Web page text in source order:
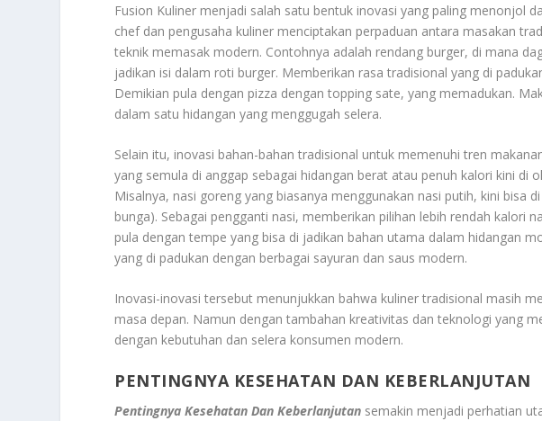
Fusion Kuliner menjadi salah satu bentuk inovasi yang paling menonjol
chef dan pengusaha kuliner menciptakan perpaduan antara masakan
teknik memasak modern. Contohnya adalah rendang burger, di mana
jadikan isi dalam roti burger. Memberikan rasa tradisional yang di
Demikian pula dengan pizza dengan topping sate, yang memadukan.
dalam satu hidangan yang menggugah selera.
Selain itu, inovasi bahan-bahan tradisional untuk memenuhi tren
yang semula di anggap sebagai hidangan berat atau penuh kalori kini di
Misalnya, nasi goreng yang biasanya menggunakan nasi putih, kini bisa
bunga). Sebagai pengganti nasi, memberikan pilihan lebih rendah kalori
pula dengan tempe yang bisa di jadikan bahan utama dalam hidangan
yang di padukan dengan berbagai sayuran dan saus modern.
Inovasi-inovasi tersebut menunjukkan bahwa kuliner tradisional masih
masa depan. Namun dengan tambahan kreativitas dan teknologi yang
dengan kebutuhan dan selera konsumen modern.
PENTINGNYA KESEHATAN DAN KEBERLANJUTAN
Pentingnya Kesehatan Dan Keberlanjutan semakin menjadi perhatian